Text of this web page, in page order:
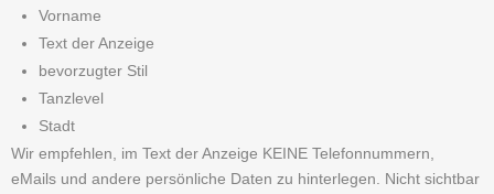
Vorname
Text der Anzeige
bevorzugter Stil
Tanzlevel
Stadt
Wir empfehlen, im Text der Anzeige KEINE Telefonnummern,
eMails und andere persönliche Daten zu hinterlegen. Nicht sichtbar